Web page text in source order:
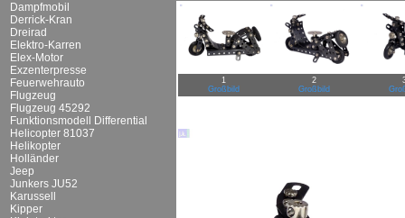
Dampfmobil
Derrick-Kran
Dreirad
Elektro-Karren
Elex-Motor
Exzenterpresse
Feuerwehrauto
Flugzeug
Flugzeug 45292
Funktionsmodell Differential
Helicopter 81037
Helikopter
Holländer
Jeep
Junkers JU52
Karussell
Kipper
1
Großbild
2
Großbild